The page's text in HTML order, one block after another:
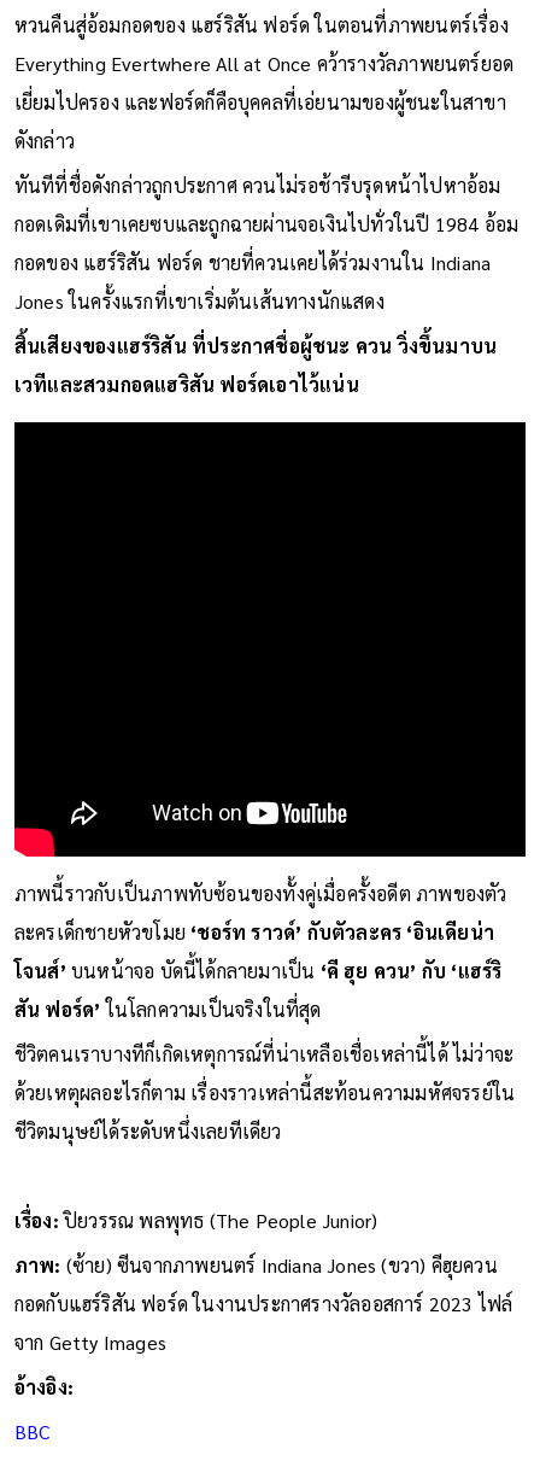
หวนคืนสู่อ้อมกอดของ แฮร์ริสัน ฟอร์ด ในตอนที่ภาพยนตร์เรื่อง
Everything Evertwhere All at Once คว้ารางวัลภาพยนตร์ยอด
เยี่ยมไปครอง และฟอร์ดก็คือบุคคลที่เอ่ยนามของผู้ชนะในสาขา
ดังกล่าว
ทันทีที่ชื่อดังกล่าวถูกประกาศ ควนไม่รอช้ารีบรุดหน้าไปหาอ้อม
กอดเดิมที่เขาเคยซบและถูกฉายผ่านจอเงินไปทั่วในปี 1984 อ้อม
กอดของ แฮร์ริสัน ฟอร์ด ชายที่ควนเคยได้ร่วมงานใน Indiana
Jones ในครั้งแรกที่เขาเริ่มต้นเส้นทางนักแสดง
สิ้นเสียงของแฮร์ริสัน ที่ประกาศชื่อผู้ชนะ ควน วิ่งขึ้นมาบน
เวทีและสวมกอดแฮริสัน ฟอร์ดเอาไว้แน่น
ภาพนี้ราวกับเป็นภาพทับซ้อนของทั้งคู่เมื่อครั้งอดีต ภาพของตัว
ละครเด็กชายหัวขโมย ‘ชอร์ท ราวด์’ กับตัวละคร ‘อินเดียน่า
โจนส์’ บนหน้าจอ บัดนี้ได้กลายมาเป็น ‘คี ฮุย ควน’ กับ ‘แฮร์ริ
สัน ฟอร์ด’ ในโลกความเป็นจริงในที่สุด
ชีวิตคนเราบางทีก็เกิดเหตุการณ์ที่น่าเหลือเชื่อเหล่านี้ได้ ไม่ว่าจะ
ด้วยเหตุผลอะไรก็ตาม เรื่องราวเหล่านี้สะท้อนความมหัศจรรย์ใน
ชีวิตมนุษย์ได้ระดับหนึ่งเลยทีเดียว
เรื่อง:ปิยวรรณ พลพุทธ (The People Junior)
ภาพ: (ซ้าย) ซีนจากภาพยนตร์ Indiana Jones (ขวา) คีฮุยควน
กอดกับแฮร์ริสัน ฟอร์ด ในงานประกาศรางวัลออสการ์ 2023 ไฟล์
จาก Getty Images
อ้างอิง:
BBC